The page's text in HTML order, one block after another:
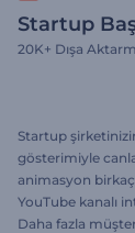
Startup
20K+ Dışa
Startup
gösterimiyle
animasyon
YouTube kanalı
Daha fazla